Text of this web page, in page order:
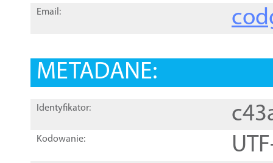
Email:
METADANE:
Identyfikator:
Kodowanie: